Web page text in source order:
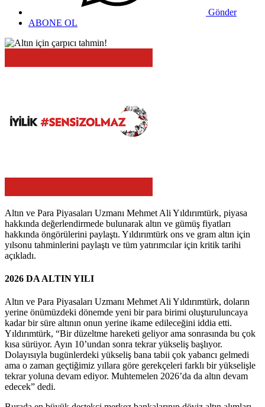
Gönder
ABONE OL
Altın ve Para Piyasaları Uzmanı Mehmet Ali Yıldırımtürk, piyasa
hakkında değerlendirmede bulunarak altın ve gümüş fiyatları
hakkında öngörülerini paylaştı. Yıldırımtürk ons ve gram altın için
yılsonu tahminlerini paylaştı ve tüm yatırımcılar için kritik tarihi
açıkladı.
2026 DA ALTIN YILI
Altın ve Para Piyasaları Uzmanı Mehmet Ali Yıldırımtürk, doların
yerine önümüzdeki dönemde yeni bir para birimi oluşturuluncaya
kadar bir süre altının onun yerine ikame edileceğini iddia etti.
Yıldırımtürk, “Bir düzeltme hareketi geliyor ama sonrasında bu çok
kısa sürüyor. Ayın 10’undan sonra tekrar yükseliş başlıyor.
Dolayısıyla bugünlerdeki yükseliş bana tabii çok yabancı gelmedi
ama o zaman geçtiğimiz yıllara göre gerekçeleri farklı bir yükselişle
tekrar yoluna devam ediyor. Muhtemelen 2026’da da altın devam
edecek” dedi.